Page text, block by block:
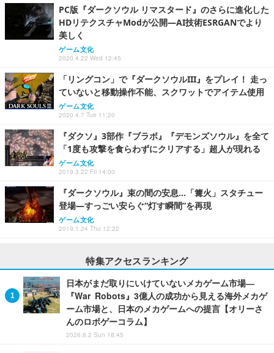
PC版『ダークソウル リマスタード』のさらに進化した
HDリテクスチャModが公開―AI技術ESRGANでより
美しく
ゲーム文化
2020.4.22 Wed 12:45
「リングコン」で『ダークソウルIII』をプレイ！ 走っ
ていないと移動操作不能、スクワットでアイテム使用
ゲーム文化
2020.4.7 Tue 11:20
『ダクソ』3部作『ブラボ』『デモンズソウル』を全て
「1度も攻撃を食らわずにクリアする」超人が現れる
ゲーム文化
2019.3.22 Fri 14:00
『ダークソウル』束の間の安息…「篝火」スタチュー
登場―すっごい安らぐ“灯す瞬間”を再現
ゲーム文化
2019.1.24 Thu 12:22
特集アクセスランキング
日本がまだ取りにいけていないメカゲーム市場―
『War Robots』3億人の成功から見える海外メカゲ
ーム市場と、日本のメカゲームへの提言【オリーさ
んのロボゲーコラム】
2026.8.2 Sun 18:45